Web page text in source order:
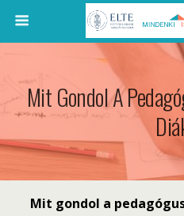
Mit Gondol A
Mit gondol a